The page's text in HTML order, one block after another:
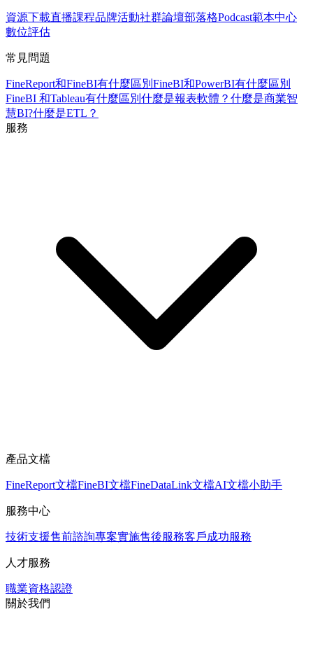
資源下載直播課程品牌活動社群論壇部落格Podcast範本中心
數位評估
常見問題
FineReport和FineBI有什麼區別 FineBI和PowerBI有什麼區別
FineBI 和Tableau有什麼區別 什麼是報表軟體？ 什麼是商業智
慧BI?什麼是ETL？
服務
產品文檔
FineReport文檔FineBI文檔FineDataLink文檔AI文檔小助手
服務中心
技術支援售前諮詢專案實施售後服務客戶成功服務
人才服務
職業資格認證
關於我們